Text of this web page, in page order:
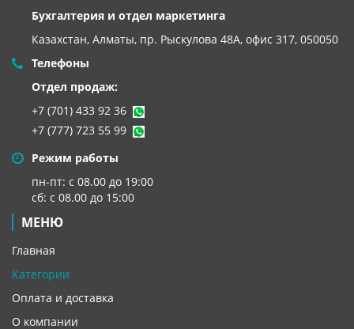
Бухгалтерия и отдел маркетинга
Казахстан, Алматы, пр. Рыскулова 48А, офис 317, 050050
Телефоны
Отдел продаж:
+7 (701) 433 92 36
+7 (777) 723 55 99
Режим работы
пн-пт: с 08.00 до 19:00
сб: с 08.00 до 15:00
МЕНЮ
Главная
Категории
Оплата и доставка
О компании